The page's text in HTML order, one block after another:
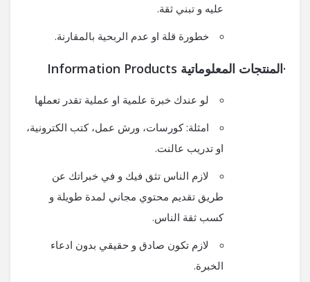
عليه و تبني ثقة.
خطورة قلة او عدم الربحية بالمقارنة.
·المنتجات المعلوماتية Information Products
لو عندك خبرة علمية او عملية تقدر تعملها
امثلة: كورسات، ورش عمل، كتب الكترونية،
او تدريب عالنت.
لازم الناس تثق فيك و في خبراتك عن
طريق تقديم محتوي مجاني لمدة طويلة و
كسب ثقة الناس.
لازم تكون صادق و حقيقي بدون ادعاء
الخبرة.